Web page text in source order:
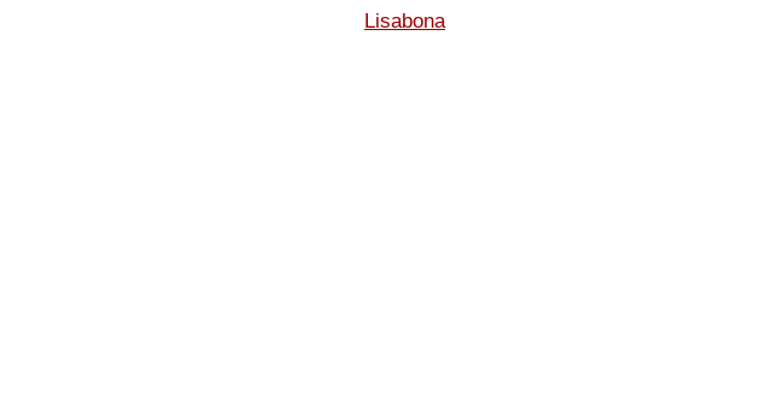
Lisabona